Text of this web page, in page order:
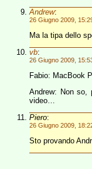
Andrew:
26 Giugno 2009,
Ma la tipa dello
vb:
26 Giugno 2009,
Fabio: MacBook
Andrew: Non
video…
Piero:
26 Giugno 2009,
Sto provando